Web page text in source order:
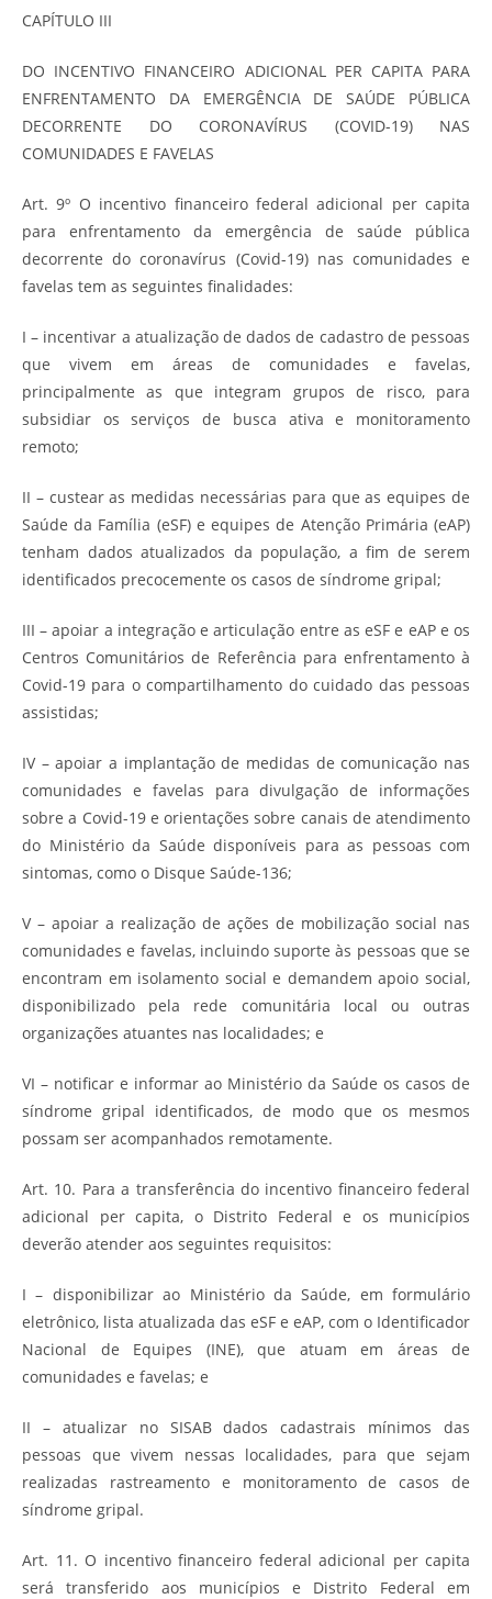
CAPÍTULO III
DO INCENTIVO FINANCEIRO ADICIONAL PER CAPITA PARA
ENFRENTAMENTO DA EMERGÊNCIA DE SAÚDE PÚBLICA
DECORRENTE DO CORONAVÍRUS (COVID-19) NAS
COMUNIDADES E FAVELAS
Art. 9º O incentivo financeiro federal adicional per capita
para enfrentamento da emergência de saúde pública
decorrente do coronavírus (Covid-19) nas comunidades e
favelas tem as seguintes finalidades:
I – incentivar a atualização de dados de cadastro de pessoas
que vivem em áreas de comunidades e favelas,
principalmente as que integram grupos de risco, para
subsidiar os serviços de busca ativa e monitoramento
remoto;
II – custear as medidas necessárias para que as equipes de
Saúde da Família (eSF) e equipes de Atenção Primária (eAP)
tenham dados atualizados da população, a fim de serem
identificados precocemente os casos de síndrome gripal;
III – apoiar a integração e articulação entre as eSF e eAP e os
Centros Comunitários de Referência para enfrentamento à
Covid-19 para o compartilhamento do cuidado das pessoas
assistidas;
IV – apoiar a implantação de medidas de comunicação nas
comunidades e favelas para divulgação de informações
sobre a Covid-19 e orientações sobre canais de atendimento
do Ministério da Saúde disponíveis para as pessoas com
sintomas, como o Disque Saúde-136;
V – apoiar a realização de ações de mobilização social nas
comunidades e favelas, incluindo suporte às pessoas que se
encontram em isolamento social e demandem apoio social,
disponibilizado pela rede comunitária local ou outras
organizações atuantes nas localidades; e
VI – notificar e informar ao Ministério da Saúde os casos de
síndrome gripal identificados, de modo que os mesmos
possam ser acompanhados remotamente.
Art. 10. Para a transferência do incentivo financeiro federal
adicional per capita, o Distrito Federal e os municípios
deverão atender aos seguintes requisitos:
I – disponibilizar ao Ministério da Saúde, em formulário
eletrônico, lista atualizada das eSF e eAP, com o Identificador
Nacional de Equipes (INE), que atuam em áreas de
comunidades e favelas; e
II – atualizar no SISAB dados cadastrais mínimos das
pessoas que vivem nessas localidades, para que sejam
realizadas rastreamento e monitoramento de casos de
síndrome gripal.
Art. 11. O incentivo financeiro federal adicional per capita
será transferido aos municípios e Distrito Federal em